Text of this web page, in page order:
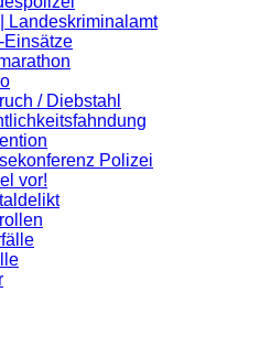
Landeskriminalamt
Einsätze
/ Diebstahl
Polizei
vor!